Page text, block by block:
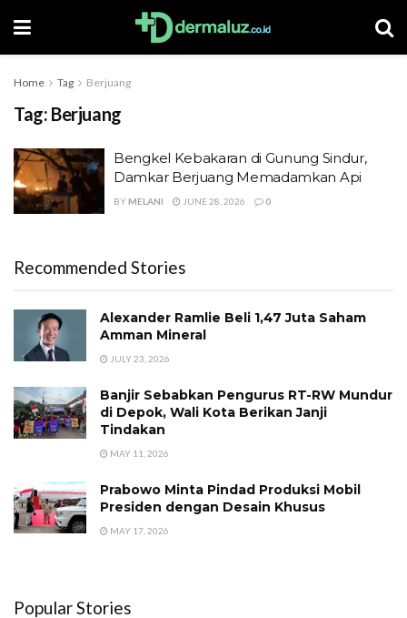
Home Tag Berjuang
Tag: Berjuang
Bengkel Kebakaran di Gunung Sindur,
Damkar Berjuang Memadamkan Api
BY MELANI JUNE 28, 2026 0
Recommended Stories
Alexander Ramlie Beli 1,47 Juta Saham
Amman Mineral
JULY 23, 2026
Banjir Sebabkan Pengurus RT-RW Mundur
di Depok, Wali Kota Berikan Janji
Tindakan
MAY 11, 2026
Prabowo Minta Pindad Produksi Mobil
Presiden dengan Desain Khusus
MAY 17, 2026
Popular Stories